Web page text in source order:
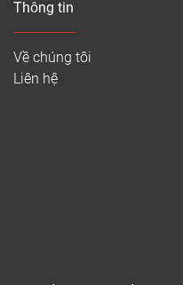
Thông tin
Về chúng tôi
Liên hệ